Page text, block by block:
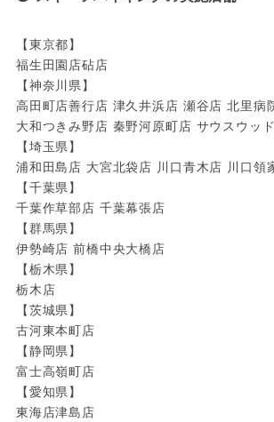
【東京都】
福生田園店砧店
【神奈川県】
高田町店善行店 津久井浜店 瀬谷店 北里病
大和つきみ野店 秦野河原町店 サウスウッ
【埼玉県】
浦和田島店 大宮北袋店 川口青木店 川口領
【千葉県】
千葉作草部店 千葉幕張店
【群馬県】
伊勢崎店 前橋中央大橋店
【栃木県】
栃木店
【茨城県】
古河東本町店
【静岡県】
富士高嶺町店
【愛知県】
東海店津島店